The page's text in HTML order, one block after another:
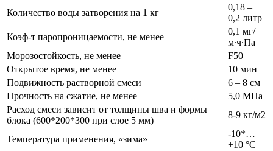
Количество воды затворения на 1 кг
0,18 –
0,2 литр
Коэф-т паропроницаемости, не менее
0,1 мг/
м∙ч∙Па
Морозостойкость, не менее
F50
Открытое время, не менее
10 мин
Подвижность растворной смеси
6 – 8 см
Прочность на сжатие, не менее
5,0 МПа
Расход смеси зависит от толщины шва и формы
блока (600*200*300 при слое 5 мм)
8-9 кг/м2
Температура применения, «зима»
-10*…
+10 °С